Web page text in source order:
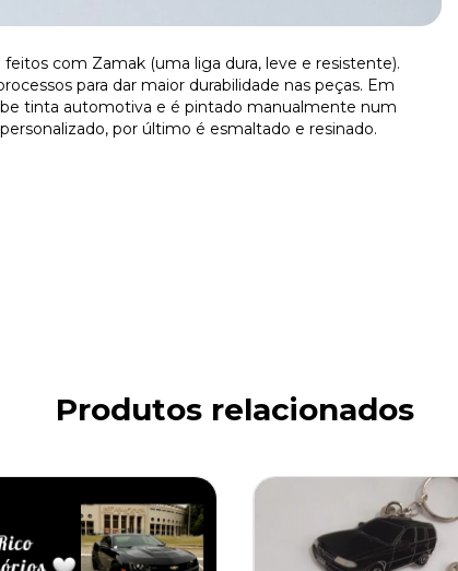
com Zamak (uma liga dura, leve e resistente).
para dar maior durabilidade nas peças. Em
tinta automotiva e é pintado manualmente num
por último é esmaltado e resinado.
Produtos relacionados